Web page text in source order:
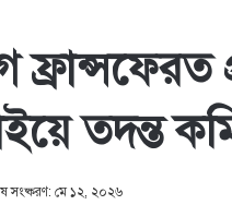
তদন্ত
সংষ্করণ: মে ১২, ২০২৬